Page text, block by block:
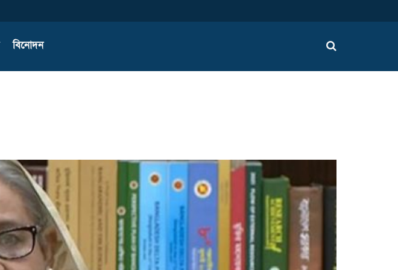
বিনোদন